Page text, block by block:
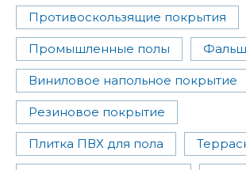
Противоскользящие покрытия
Промышленные полы
Виниловое напольное покрытие
Резиновое покрытие
Плитка ПВХ для пола